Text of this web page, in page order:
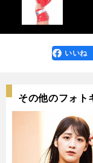
faceboo
k
いいね
その他のフォト